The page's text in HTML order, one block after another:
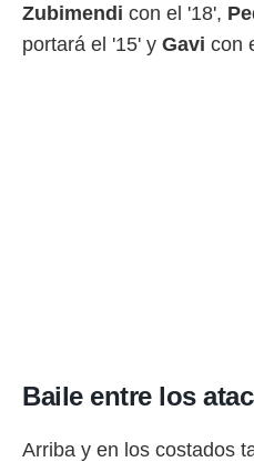
Zubimendi con el '18',
portará el '15' y Gavi con
Baile entre los
Arriba y en los costados